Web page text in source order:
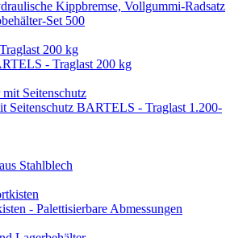
Set 500
- Traglast 200 kg
Seitenschutz BARTELS - Traglast 1.200-
Stahlblech
- Palettisierbare Abmessungen